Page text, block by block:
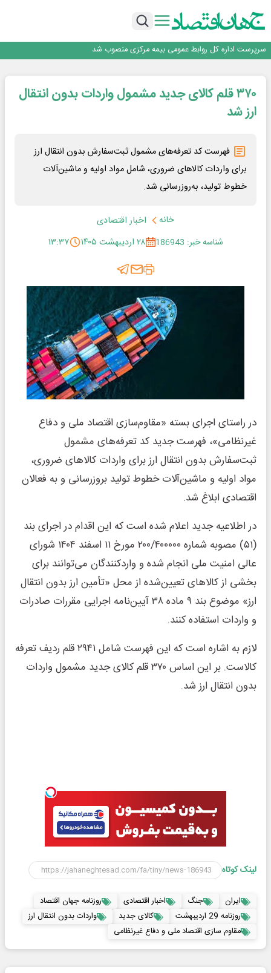
فولاد در تله قیمت‌گذاری دستوری
سرپرست اداره کل روابط عمومی بیمه مرکزی منصوب شد
تداوم صعود مس در بازارهای جهانی؛ قیمت فلز سرخ از ۱۴هزار دلار در هر تن عبور کرد
فولاد در تله قیمت‌گذاری دستوری
فولاد مبارکه اصفهان
سرپرست اداره کل روابط عمومی بیمه مرکزی منصوب شد
۳۷۰ قلم کالای جدید مشمول واردات بدون انتقال
ارز شد
فهرست کد تعرفه‌های مشمول ثبت‌سفارش بدون انتقال ارز
برای واردات کالاهای ضروری، شامل مواد اولیه و ماشین‌آلات
خطوط تولید، به‌روزرسانی شد.
خانه
اخبار اقتصادی
شناسه خبر: 186943
۲۸ اردیبهشت ۱۴۰۵ ۱۳:۳۷
در راستای اجرای بسته «مقاوم‌سازی اقتصاد ملی و دفاع
غیرنظامی»، فهرست جدید کد تعرفه‌های مشمول
ثبت‌سفارش بدون انتقال ارز برای واردات کالاهای ضروری،
مواد اولیه و ماشین‌آلات خطوط تولید بروزرسانی و به فعالان
اقتصادی ابلاغ شد.
در اطلاعیه جدید اعلام شده است که این اقدام در اجرای بند
(۵۱) مصوبه شماره ۲۰۰/۴۰۰۰۰۰ مورخ ۱۱ اسفند ۱۴۰۴ شورای
عالی امنیت ملی انجام شده و واردکنندگان می‌توانند برای
بخشی از کالاهای تعیین‌شده از محل «تأمین ارز بدون انتقال
ارز» موضوع بند ۹ ماده ۳۸ آیین‌نامه اجرایی مقررات صادرات
و واردات استفاده کنند.
لازم به اشاره است که این فهرست شامل ۲۹۴۱ قلم ردیف تعرفه
کالاست. بر این اساس ۳۷۰ قلم کالای جدید مشمول واردات
بدون انتقال ارز شد.
لینک کوتاه
ایران جنگ اخبار اقتصادی
روزنامه جهان اقتصاد
روزنامه 29 اردیبهشت
کالای جدید
واردات بدون انتقال ارز
مقاوم سازی اقتصاد ملی و دفاع غیرنظامی